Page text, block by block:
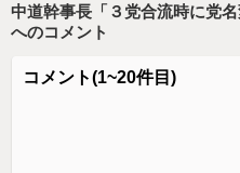
中道幹事長「３党合流時に党
へのコメント
コメント(1~20件目)